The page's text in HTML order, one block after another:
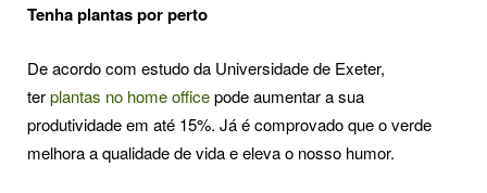
Tenha plantas por perto
De acordo com estudo da Universidade de Exeter,
terplantas no home officepode aumentar a sua
produtividade em até 15%. Já é comprovado que o verde
melhora a qualidade de vida e eleva o nosso humor.